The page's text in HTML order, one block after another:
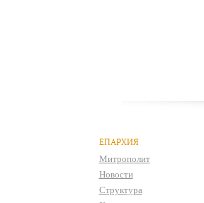
ЕПАРХИЯ
Митрополит
Новости
Структура